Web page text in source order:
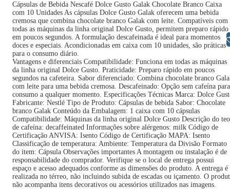
Cápsulas de Bebida Nescafé Dolce Gusto Galak Chocolate Branco Caixa
com 10 Unidades As cápsulas Dolce Gusto Galak oferecem uma bebida
cremosa que combina chocolate branco Galak com leite. Compatíveis com
todas as máquinas da linha original Dolce Gusto, permitem preparo rápido
em poucos segundos. A formulação descafeinada é ideal para momentos
doces e especiais. Acondicionadas em caixa com 10 unidades, são práticas
para o consumo diário.
Vantagens e diferenciais Compatibilidade: Funciona em todas as máquinas
da linha original Dolce Gusto. Praticidade: Preparo rápido em poucos
segundos na cafeteira. Sabor diferenciado: Combina chocolate branco
com leite para uma bebida cremosa. Descafeinado: Opção sem cafeína para
consumo a qualquer momento. Especificações Técnicas Marca: Dolce
Fabricante: Nestlé Tipo de Produto: Cápsulas de bebida Sabor: Chocolate
branco Galak Conteúdo da Embalagem: 1 caixa com 10 cápsulas
Compatibilidade: Máquinas da linha original Dolce Gusto Descrição do
de cafeína: decaffeinated Informações sobre alérgenos: milk Código de
Certificação ANVISA: Isento Código de Certificação MAPA: Isento
Classificação de temperatura: Ambiente: Temperatura da Divisão Formato
do item: Cápsula Observações importantes A montagem ou instalação é de
responsabilidade do comprador. Verifique se o local de entrega possui
espaço e acesso adequados conforme as dimensões do produto. A entrega é
realizada no térreo, não incluindo subida de escadas ou içamento. O
não acompanha itens decorativos ou acessórios utilizados nas imagens.
Libras